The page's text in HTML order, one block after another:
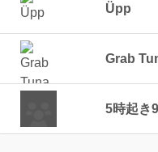
Üpp
Grab
5時起き